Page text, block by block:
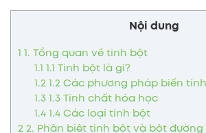
Nội dung
1 1. Tổng quan về tinh bột
1.1 1.1 Tinh bột là gì?
1.21.2 Các phương pháp biến
1.31.3 Tính chất hóa học
1.41.4 Các loại tinh bột
22. Phân biệt tinh bột và bột đường